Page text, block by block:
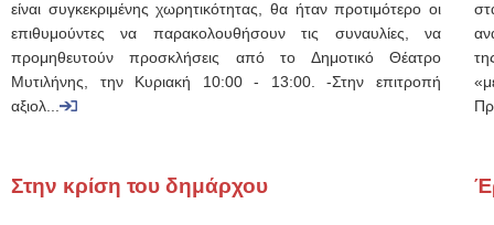
είναι συγκεκριμένης χωρητικότητας, θα ήταν προτιμότερο οι
επιθυμούντες να παρακολουθήσουν τις συναυλίες, να
προμηθευτούν προσκλήσεις από το Δημοτικό Θέατρο
Μυτιλήνης, την Κυριακή 10:00 - 13:00. -Στην επιτροπή
αξιολ...
Στην κρίση του δημάρχου